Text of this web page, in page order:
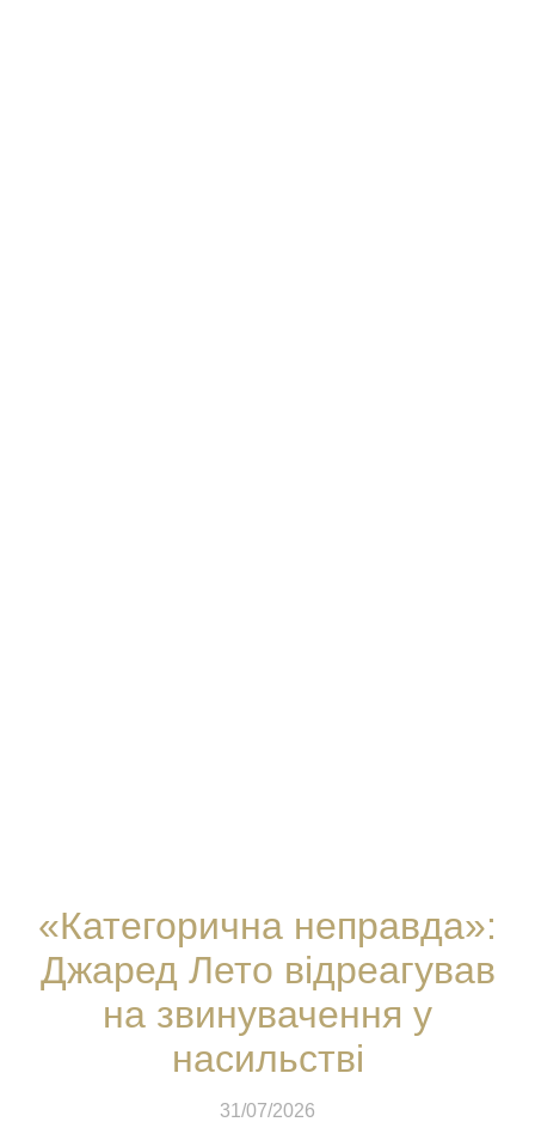
«Категорична неправда»:
Джаред Лето відреагував
на звинувачення у
насильстві
31/07/2026